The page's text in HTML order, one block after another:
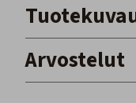
Arvostelut